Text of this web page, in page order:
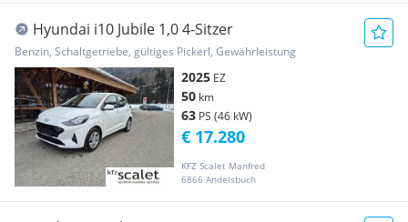
Hyundai i10 Jubile 1,0 4-Sitzer
Benzin, Schaltgetriebe, gültiges Pickerl, Gewährleistung
2025 EZ
50 km
63 PS (46 kW)
KFZ Scalet Manfred
6866 Andelsbuch
€ 17.280